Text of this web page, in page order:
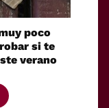
poco
si te
verano